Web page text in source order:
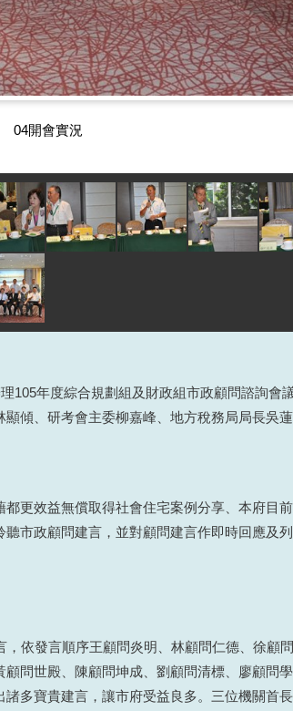
問炎明、林顧問仁德
105年度綜合規劃組及財政組市政顧問諮詢會
傾、研考會主委柳嘉峰、地方稅務局局長吳蓮
更效益無償取得社會住宅案例分享、本府目
市政顧問建言，並對顧問建言作即時回應及
依發言順序王顧問炎明、林顧問仁德、徐顧
問世殿、陳顧問坤成、劉顧問清標、廖顧問
多寶貴建言，讓市府受益良多。三位機關首